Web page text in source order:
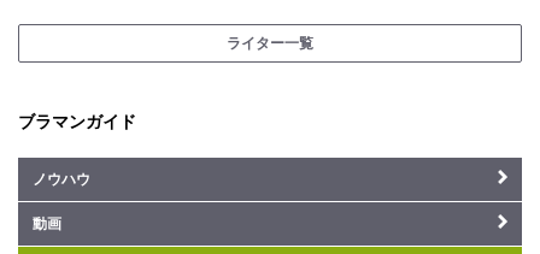
ライター一覧
ブラマンガイド
ノウハウ
動画